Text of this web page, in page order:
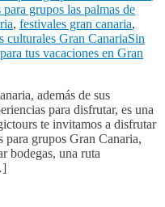
para grupos las palmas de
, festivales gran canaria,
culturales Gran CanariaSin
tus vacaciones en Gran
además de sus
para disfrutar, es una
te invitamos a disfrutar
para grupos Gran Canaria,
bodegas, una ruta